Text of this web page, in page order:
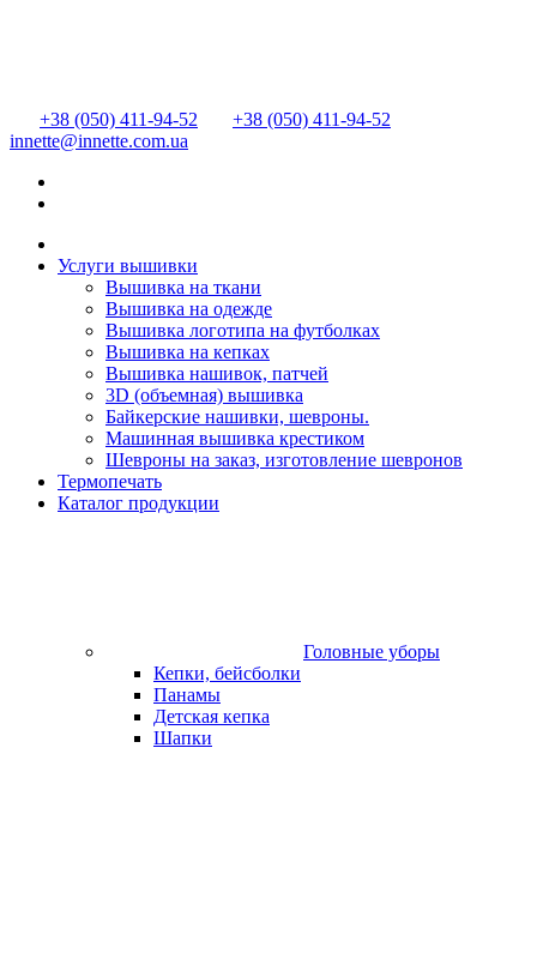
+38 (050) 411-94-52
+38 (050) 411-94-52
innette@innette.com.ua
Услуги вышивки
Вышивка на ткани
Вышивка на одежде
Вышивка логотипа на футболках
Вышивка на кепках
Вышивка нашивок, патчей
3D (объемная) вышивка
Байкерские нашивки, шевроны.
Машинная вышивка крестиком
Шевроны на заказ, изготовление шевронов
Термопечать
Каталог продукции
Головные уборы
Кепки, бейсболки
Панамы
Детская кепка
Шапки